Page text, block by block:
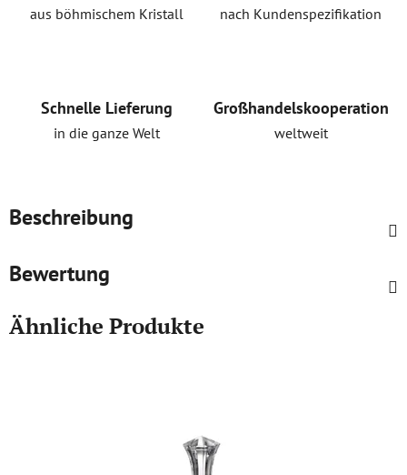
aus böhmischem Kristall nach Kundenspezifikation
Schnelle Lieferung
in die ganze Welt
Großhandelskooperation
weltweit
Beschreibung
Bewertung
Ähnliche Produkte